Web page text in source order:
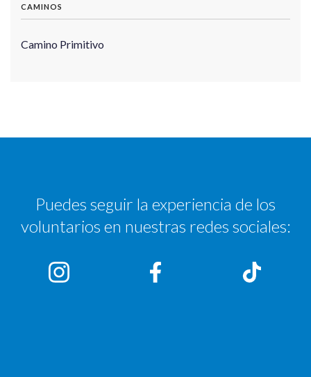
CAMINOS
Camino Primitivo
Puedes seguir la experiencia de los
voluntarios en nuestras redes sociales: